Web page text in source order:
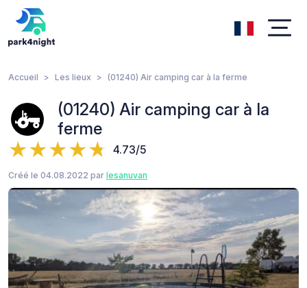
Accueil Les lieux (01240) Air camping car à la ferme
(01240) Air camping car à la
ferme
4.73/5
Créé le 04.08.2022 par lesanuvan